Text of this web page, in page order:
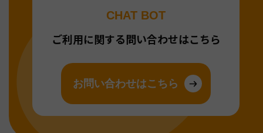
CHAT BOT
ご利用に関する問い合わせはこちら
お問い合わせはこちら